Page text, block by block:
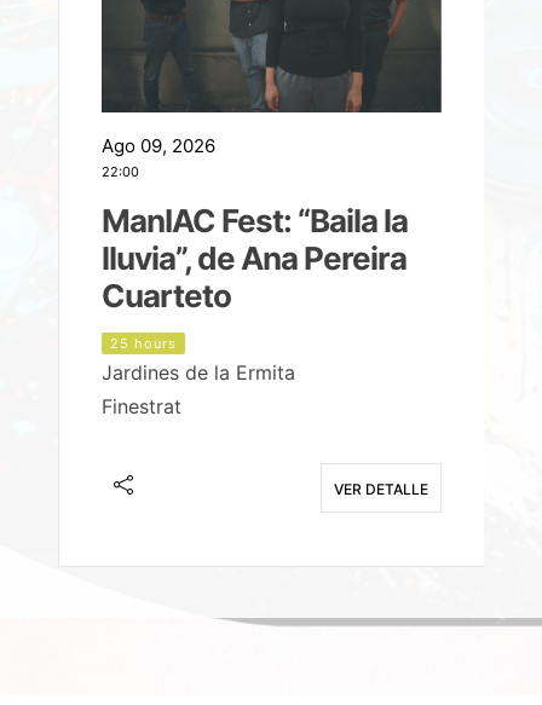
Ago 09, 2026
22:00
ManIAC Fest: “Baila la
lluvia”, de Ana Pereira
Cuarteto
25 hours
Jardines de la Ermita
Finestrat
VER DETALLE